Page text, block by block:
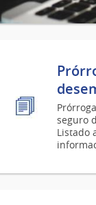
seguro
Listado